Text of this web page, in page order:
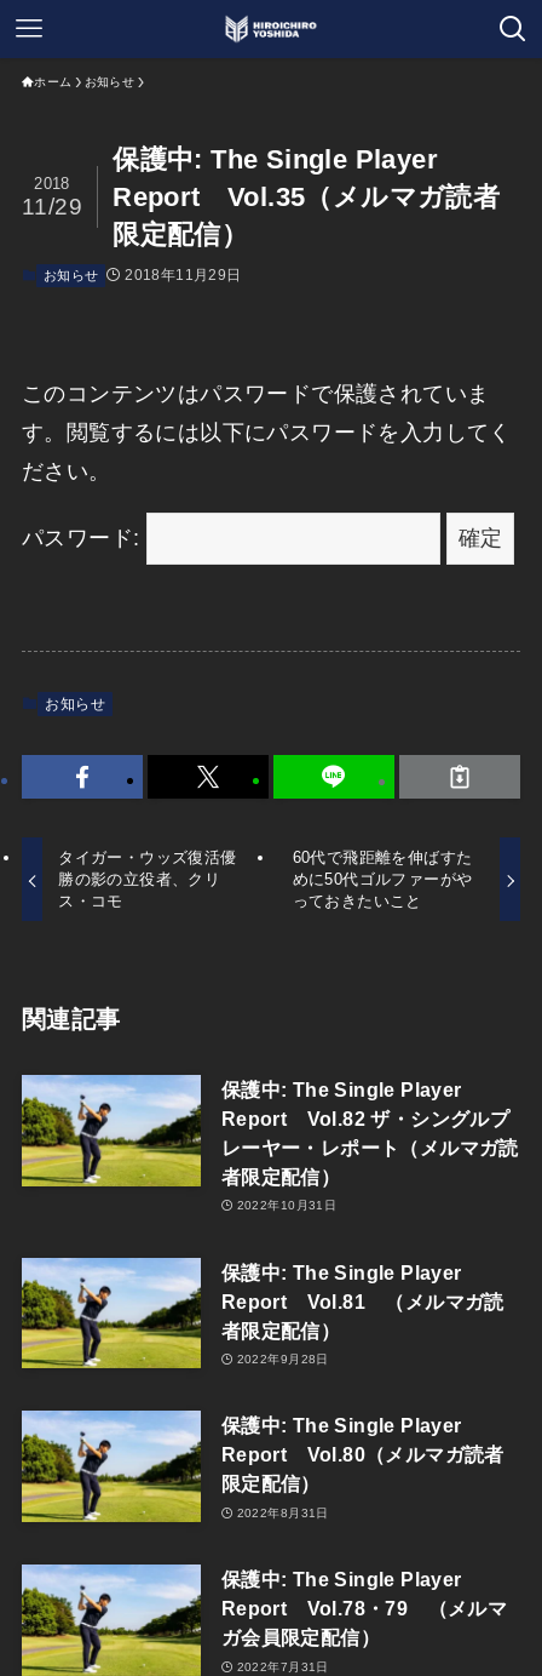
ホーム お知らせ
保護中: The Single Player
Report Vol.35（メルマガ読者
限定配信）
2018
11/29
お知らせ 2018年11月29日
このコンテンツはパスワードで保護されていま
す。閲覧するには以下にパスワードを入力してく
ださい。
パスワード:
お知らせ
タイガー・ウッズ復活優
勝の影の立役者、クリ
ス・コモ
60代で飛距離を伸ばすた
めに50代ゴルファーがや
っておきたいこと
関連記事
保護中: The Single Player
Report Vol.82 ザ・シングルプ
レーヤー・レポート（メルマガ読
者限定配信）
2022年10月31日
保護中: The Single Player
Report Vol.81 （メルマガ読
者限定配信）
2022年9月28日
保護中: The Single Player
Report Vol.80（メルマガ読者
限定配信）
2022年8月31日
保護中: The Single Player
Report Vol.78・79 （メルマ
ガ会員限定配信）
2022年7月31日